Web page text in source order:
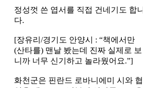
정성껏 쓴 엽서를 직접 건네기도 합니
다.
[장유리/경기도 안양시 : “책에서만
(산타를) 맨날 봤는데 진짜 실제로 보
니까 너무 신기하고 놀라웠어요.”]
화천군은 핀란드 로바니에미 시와 협